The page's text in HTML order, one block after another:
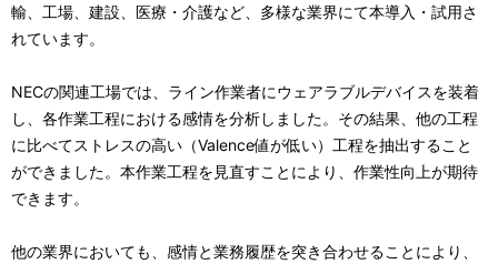
輸、工場、建設、医療・介護など、多様な業界にて本導入・試用さ
れています。
NECの関連工場では、ライン作業者にウェアラブルデバイスを装着
し、各作業工程における感情を分析しました。その結果、他の工程
に比べてストレスの高い（Valence値が低い）工程を抽出すること
ができました。本作業工程を見直すことにより、作業性向上が期待
できます。
他の業界においても、感情と業務履歴を突き合わせることにより、